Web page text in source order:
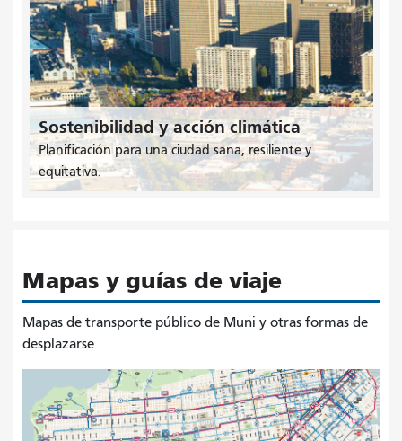
Sostenibilidad y acción climática
Planificación para una ciudad sana, resiliente y
equitativa.
Mapas y guías de viaje
Mapas de transporte público de Muni y otras formas de
desplazarse